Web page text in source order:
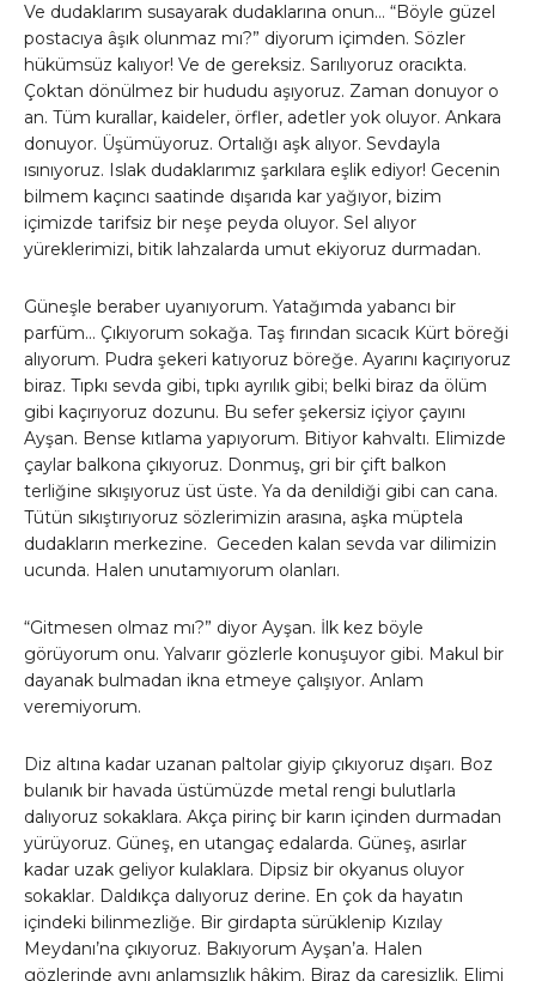
Ve dudaklarım susayarak dudaklarına onun… “Böyle güzel
postacıya âşık olunmaz mı?” diyorum içimden. Sözler
hükümsüz kalıyor! Ve de gereksiz. Sarılıyoruz oracıkta.
Çoktan dönülmez bir hududu aşıyoruz. Zaman donuyor o
an. Tüm kurallar, kaideler, örfler, adetler yok oluyor. Ankara
donuyor. Üşümüyoruz. Ortalığı aşk alıyor. Sevdayla
ısınıyoruz. Islak dudaklarımız şarkılara eşlik ediyor! Gecenin
bilmem kaçıncı saatinde dışarıda kar yağıyor, bizim
içimizde tarifsiz bir neşe peyda oluyor. Sel alıyor
yüreklerimizi, bitik lahzalarda umut ekiyoruz durmadan.
Güneşle beraber uyanıyorum. Yatağımda yabancı bir
parfüm… Çıkıyorum sokağa. Taş fırından sıcacık Kürt böreği
alıyorum. Pudra şekeri katıyoruz böreğe. Ayarını kaçırıyoruz
biraz. Tıpkı sevda gibi, tıpkı ayrılık gibi; belki biraz da ölüm
gibi kaçırıyoruz dozunu. Bu sefer şekersiz içiyor çayını
Ayşan. Bense kıtlama yapıyorum. Bitiyor kahvaltı. Elimizde
çaylar balkona çıkıyoruz. Donmuş, gri bir çift balkon
terliğine sıkışıyoruz üst üste. Ya da denildiği gibi can cana.
Tütün sıkıştırıyoruz sözlerimizin arasına, aşka müptela
dudakların merkezine. Geceden kalan sevda var dilimizin
ucunda. Halen unutamıyorum olanları.
“Gitmesen olmaz mı?” diyor Ayşan. İlk kez böyle
görüyorum onu. Yalvarır gözlerle konuşuyor gibi. Makul bir
dayanak bulmadan ikna etmeye çalışıyor. Anlam
veremiyorum.
Diz altına kadar uzanan paltolar giyip çıkıyoruz dışarı. Boz
bulanık bir havada üstümüzde metal rengi bulutlarla
dalıyoruz sokaklara. Akça pirinç bir karın içinden durmadan
yürüyoruz. Güneş, en utangaç edalarda. Güneş, asırlar
kadar uzak geliyor kulaklara. Dipsiz bir okyanus oluyor
sokaklar. Daldıkça dalıyoruz derine. En çok da hayatın
içindeki bilinmezliğe. Bir girdapta sürüklenip Kızılay
Meydanı’na çıkıyoruz. Bakıyorum Ayşan’a. Halen
gözlerinde aynı anlamsızlık hâkim. Biraz da çaresizlik. Elimi